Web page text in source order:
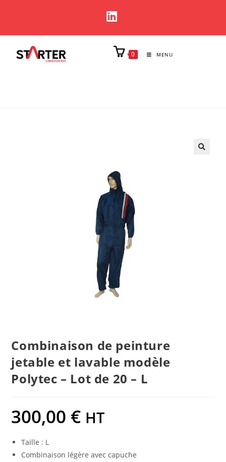
0 MENU
Combinaison de peinture
jetable et lavable modèle
Polytec – Lot de 20 – L
300,00 € HT
Taille : L
Combinaison légère avec capuche